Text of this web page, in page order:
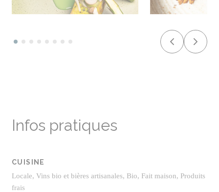
Infos pratiques
CUISINE
Locale, Vins bio et bières artisanales, Bio, Fait maison, Produits
frais